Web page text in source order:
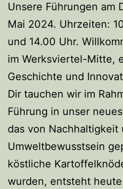
Unsere Führungen am
Mai 2024. Uhrzeiten:
und 14.00 Uhr.
im Werksviertel-Mitte,
Geschichte und
Dir tauchen wir im
Führung in unser
das von Nachhaltigkeit
Umweltbewusstsein
köstliche
wurden, entsteht